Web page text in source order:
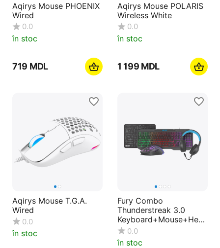
Aqirys Mouse PHOENIX
Wired
0.0
în stoc
‍719‍ MDL
Aqirys Mouse POLARIS
Wireless White
0.0
în stoc
1 199 MDL
Aqirys Mouse T.G.A.
Wired
0.0
în stoc
Fury Combo
Thunderstreak 3.0
Keyboard+Mouse+Head
phones+Mouse Pad+
ENG Layout
0.0
în stoc